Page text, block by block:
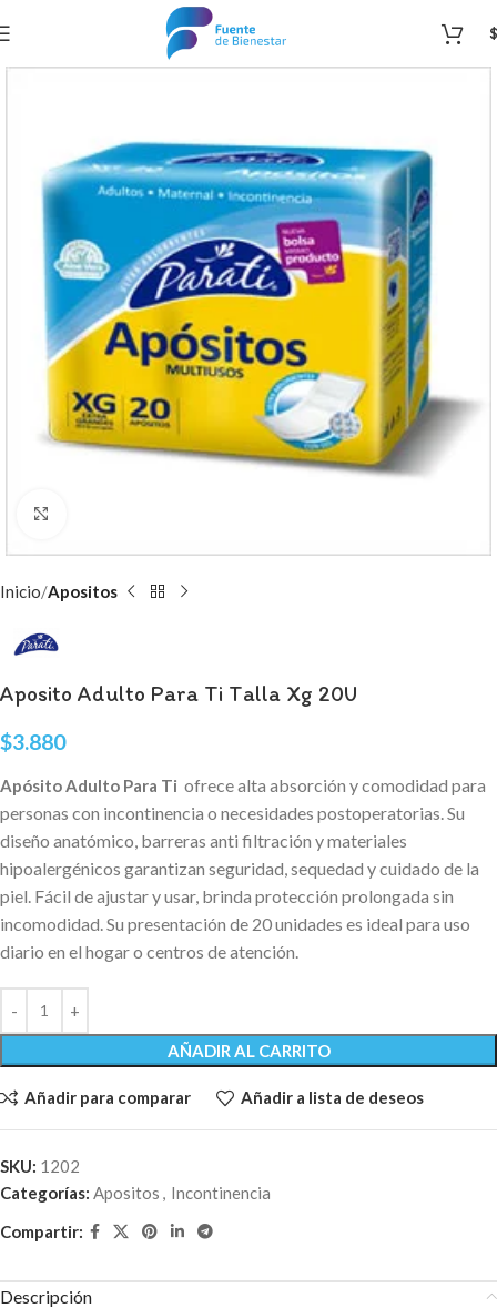
$
Inicio Apositos
Aposito Adulto Para Ti Talla Xg 20U
$3.880
Apósito Adulto Para Ti ofrece alta absorción y comodidad para
personas con incontinencia o necesidades postoperatorias. Su
diseño anatómico, barreras anti filtración y materiales
hipoalergénicos garantizan seguridad, sequedad y cuidado de la
piel. Fácil de ajustar y usar, brinda protección prolongada sin
incomodidad. Su presentación de 20 unidades es ideal para uso
diario en el hogar o centros de atención.
AÑADIR AL CARRITO
Añadir para comparar Añadir a lista de deseos
SKU: 1202
Categorías: Apositos
Incontinencia
Compartir:
Descripción